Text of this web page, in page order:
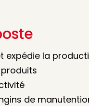
expédie la
de